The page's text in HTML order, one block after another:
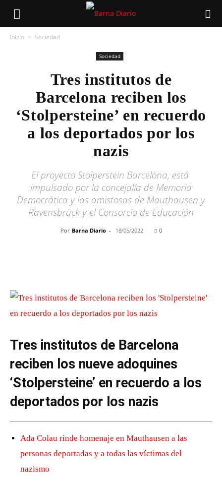
Inicio Sociedad
Sociedad
Tres institutos de
Barcelona reciben los
‘Stolpersteine’ en recuerdo
a los deportados por los
nazis
El proyecto Stolperstein Barcelona, está ​​
impulsado por la concejalía de Memoria
Democrática y las amistosas de Mauthausen y
Ravensbrück y el Consorcio de Educación
Por Barna Diario - 18/05/2022 0
Tres institutos de Barcelona
reciben los nueve adoquines
‘Stolpersteine’ en recuerdo a los
deportados por los nazis
Ada Colau rinde homenaje en Mauthausen a las
personas deportadas y a todas las víctimas del
nazismo